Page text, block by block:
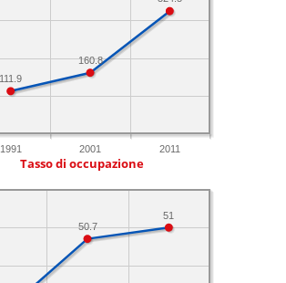
1991 2001 2011
160.8
111.9
Tasso di occupazione
51
50.7